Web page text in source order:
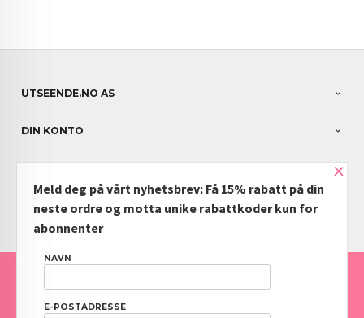
UTSEENDE.NO AS
DIN KONTO
PARTNERE
FRAKT KJØPSBETINGELSER SIKKERHET OG PERSONVERN
×
Meld deg på vårt nyhetsbrev: Få 15% rabatt på din
neste ordre og motta unike rabattkoder kun for
abonnenter
NAVN
E-POSTADRESSE